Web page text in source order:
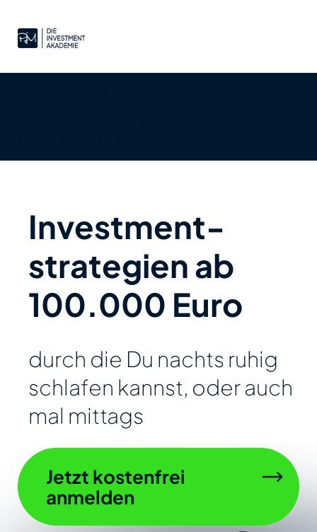
Investment-
strategien ab
100.000 Euro
durch die Du nachts ruhig
schlafen kannst, oder auch
mal mittags
Jetzt kostenfrei
anmelden